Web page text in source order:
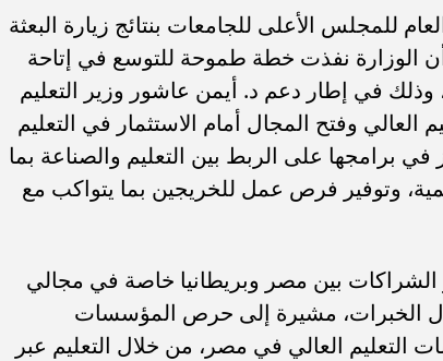
للمجلس الأعلى للجامعات بنتائج زيارة البعثة
أن الوزارة نفذت خطة طموحة للتوسع في إتاحة
وذلك في إطار دعم د. أيمن عاشور وزير التعليم
وفتح المجال أمام الاستثمار في التعليم
برامجها على الربط بين التعليم والصناعة بما
وتوفير فرص عمل للخريجين بما يتواكب مع
بين مصر وبريطانيا خاصة في مجالي
الخبرات، مشيرة إلى حرص المؤسسات
التعليم العالي في مصر، من خلال التعليم عبر